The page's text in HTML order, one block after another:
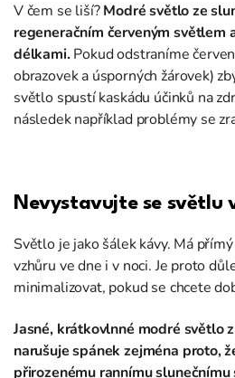
V čem se liší?Modré světlo ze
regeneračním červeným světlem
délkami. Pokud odstraníme
obrazovek a úsporných žárovek)
světlo spustí kaskádu účinků na
následek například problémy se
Nevystavujte se světlu
Světlo je jako šálek kávy. Má
vzhůru ve dne i v noci. Je proto
minimalizovat, pokud se chcete
Jasné, krátkovlnné modré světlo
narušuje spánek zejména proto,
přirozenému rannímu slunečnímu